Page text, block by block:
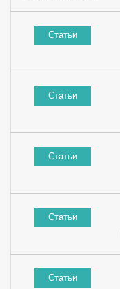
Статьи
Статьи
Статьи
Статьи
Статьи